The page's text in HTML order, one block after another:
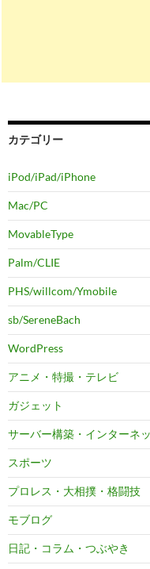
カテゴリー
iPod/iPad/iPhone
Mac/PC
MovableType
Palm/CLIE
PHS/willcom/Ymobile
sb/SereneBach
WordPress
アニメ・特撮・テレビ
ガジェット
サーバー構築・インターネ
スポーツ
プロレス・大相撲・格闘技
モブログ
日記・コラム・つぶやき